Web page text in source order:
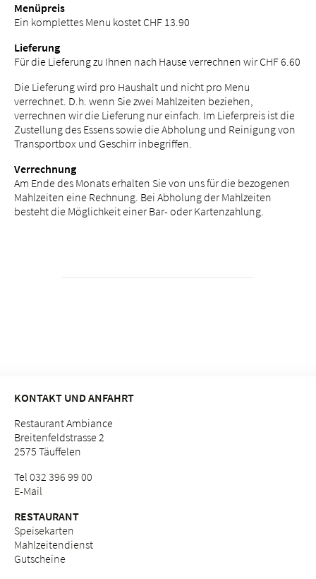
Menüpreis
Ein komplettes Menu kostet CHF 13.90
Lieferung
Für die Lieferung zu Ihnen nach Hause verrechnen wir CHF 6.60
Die Lieferung wird pro Haushalt und nicht pro Menu
verrechnet. D.h. wenn Sie zwei Mahlzeiten beziehen,
verrechnen wir die Lieferung nur einfach. Im Lieferpreis ist die
Zustellung des Essens sowie die Abholung und Reinigung von
Transportbox und Geschirr inbegriffen.
Verrechnung
Am Ende des Monats erhalten Sie von uns für die bezogenen
Mahlzeiten eine Rechnung. Bei Abholung der Mahlzeiten
besteht die Möglichkeit einer Bar- oder Kartenzahlung.
KONTAKT UND ANFAHRT
Restaurant Ambiance
Breitenfeldstrasse 2
2575 Täuffelen
Tel 032 396 99 00
E-Mail
RESTAURANT
Speisekarten
Mahlzeitendienst
Gutscheine